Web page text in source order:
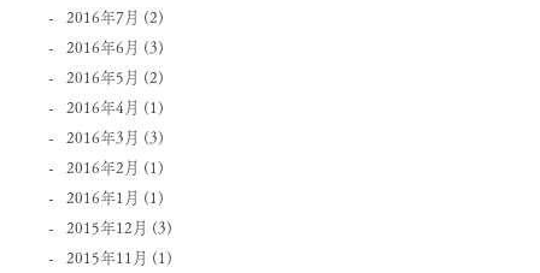
2016年7月 (2)
2016年6月 (3)
2016年5月 (2)
2016年4月 (1)
2016年3月 (3)
2016年2月 (1)
2016年1月 (1)
2015年12月 (3)
2015年11月 (1)